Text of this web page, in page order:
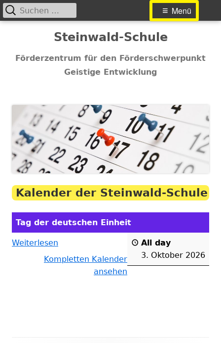
Inhalt
Steinwald-Schule
Förderzentrum für den Förderschwerpunkt
Geistige Entwicklung
Primäres
Menü
Suchen
nach:
Kalender der Steinwald-Schule
Tag der deutschen Einheit
All day
3. Oktober 2026
Weiterlesen
Kompletten Kalender
ansehen